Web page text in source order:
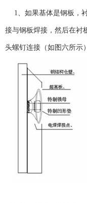
1、如果基体是钢板，
接与钢板焊接，然后在衬
头螺钉连接（如图六所示